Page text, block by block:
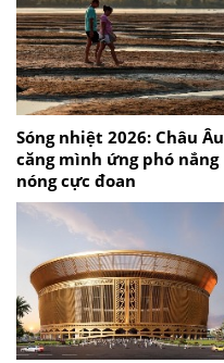
Sóng nhiệt 2026: Châu Âu
căng mình ứng phó nắng
nóng cực đoan